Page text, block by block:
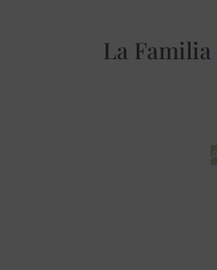
La Familia